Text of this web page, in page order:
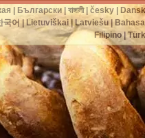
Български |বাঙ্গালী|česky
국어|Lietuviškai|Latviešu|
Filipino|